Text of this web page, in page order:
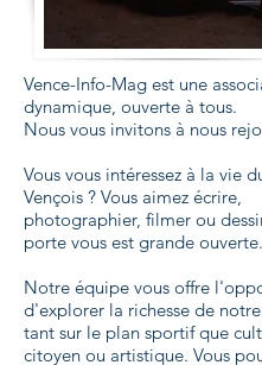
Vence-Info-Mag est une
dynamique, ouverte à tous.
Nous vous invitons à nous
Vous vous intéressez à la vie
Vençois ? Vous aimez écrire,
photographier, filmer ou
porte vous est grande ouverte.
Notre équipe vous offre
d'explorer la richesse de
tant sur le plan sportif que
citoyen ou artistique. Vous